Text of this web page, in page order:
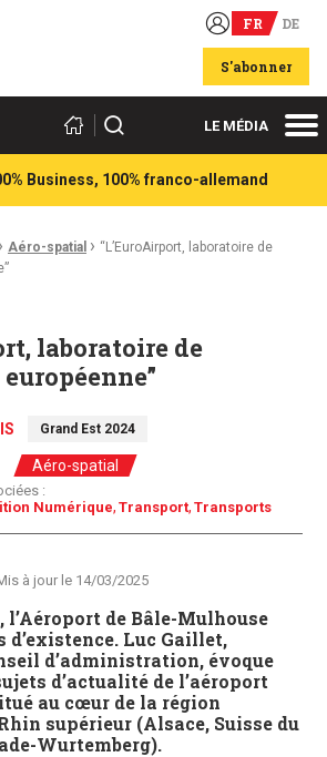
FR DE
S'abonner
Rechercher LE MÉDIA
Business, 100% franco-allemand
› Aéro-spatial › “L’EuroAirport, laboratoire de
laboratoire de
Grand Est 2024
Aéro-spatial
:
Numérique Transport Transports
à jour le 14/03/2025
l’Aéroport de Bâle-Mulhouse
d’existence. Luc Gaillet,
d’administration, évoque
d’actualité de l’aéroport
au cœur de la région
supérieur (Alsace, Suisse du
Wurtemberg).